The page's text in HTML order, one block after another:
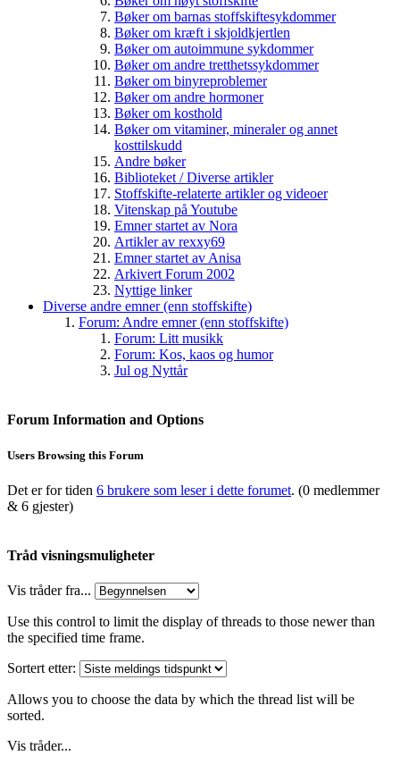
Bøker om barnas stoffskiftesykdommer
Bøker om kræft i skjoldkjertlen
Bøker om autoimmune sykdommer
Bøker om andre tretthetssykdommer
Bøker om binyreproblemer
Bøker om andre hormoner
Bøker om kosthold
Bøker om vitaminer, mineraler og annet
kosttilskudd
Andre bøker
Biblioteket / Diverse artikler
Stoffskifte-relaterte artikler og videoer
Vitenskap på Youtube
Emner startet av Nora
Artikler av rexxy69
Emner startet av Anisa
Arkivert Forum 2002
Nyttige linker
Diverse andre emner (enn stoffskifte)
Forum: Andre emner (enn stoffskifte)
Forum: Litt musikk
Forum: Kos, kaos og humor
Jul og Nyttår
Forum Information and Options
Users Browsing this Forum
Det er for tiden 6 brukere som leser i dette forumet. (0 medlemmer
& 6 gjester)
Tråd visningsmuligheter
Vis tråder fra...
Use this control to limit the display of threads to those newer than
the specified time frame.
Sortert etter:
Allows you to choose the data by which the thread list will be
sorted.
Vis tråder...